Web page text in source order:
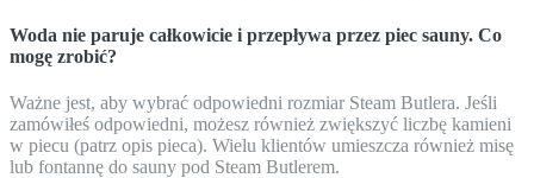
Woda nie paruje całkowicie i przepływa przez piec sauny. Co
mogę zrobić?
Ważne jest, aby wybrać odpowiedni rozmiar Steam Butlera. Jeśli
zamówiłeś odpowiedni, możesz również zwiększyć liczbę kamieni
w piecu (patrz opis pieca). Wielu klientów umieszcza również misę
lub fontannę do sauny pod Steam Butlerem.